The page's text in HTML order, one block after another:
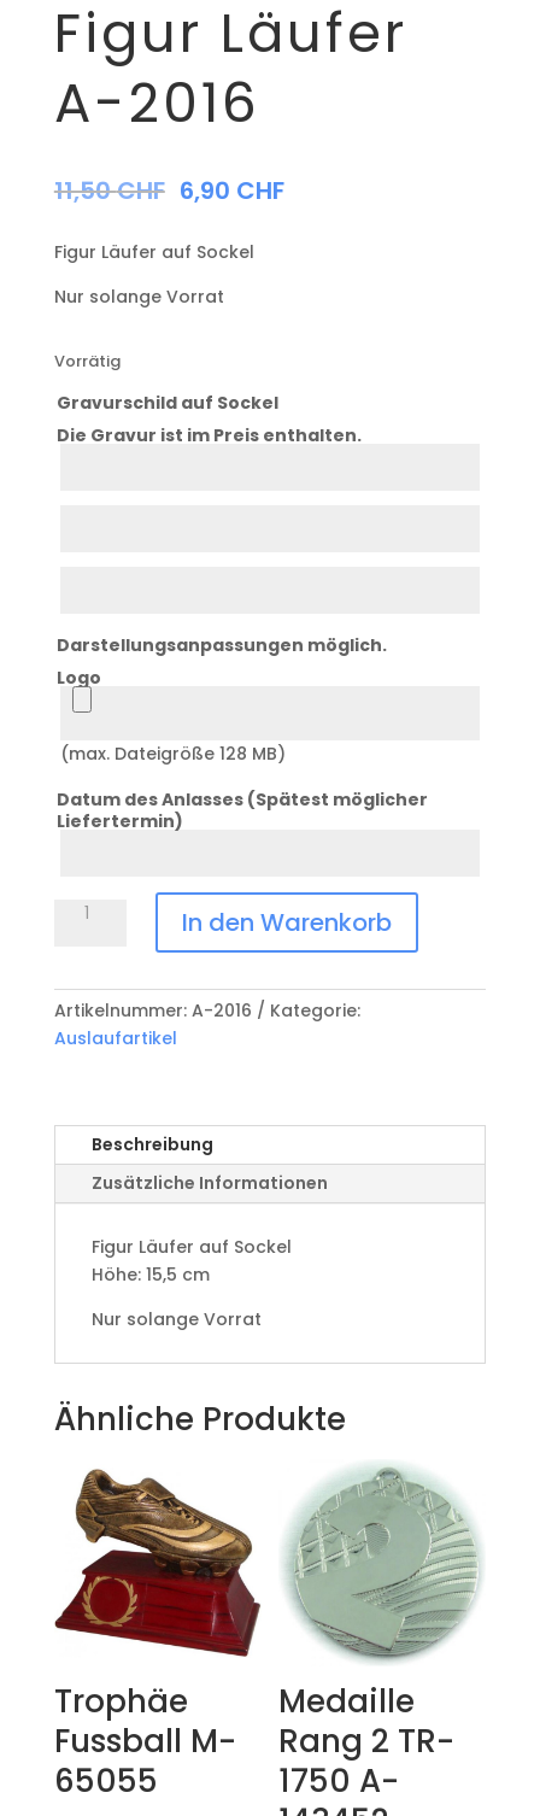
Figur Läufer
A-2016
11,50CHF 6,90 CHF
Figur Läufer auf Sockel
Nur solange Vorrat
Vorrätig
Gravurschild auf Sockel
Die Gravur ist im Preis enthalten.
Darstellungsanpassungen möglich.
Logo
Logo
(max. Dateigröße 128 MB)
Datum des Anlasses (Spätest möglicher
Liefertermin)
Figur
2016
Menge
In den Warenkorb
Artikelnummer: A-2016
Kategorie:
Auslaufartikel
Beschreibung
Zusätzliche Informationen
Figur Läufer auf Sockel
Höhe: 15,5 cm
Nur solange Vorrat
Ähnliche Produkte
Trophäe
Fussball M-
65055
Medaille
Rang 2 TR-
1750 A-